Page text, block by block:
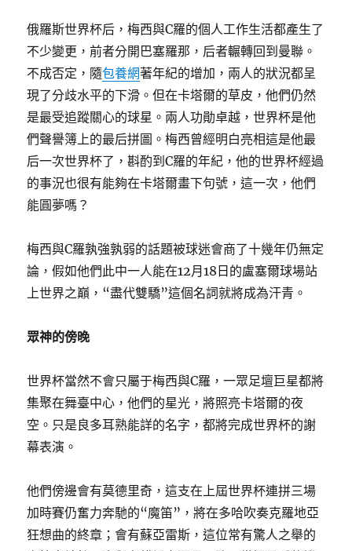
俄羅斯世界杯后，梅西與C羅的個人工作生活都產生了
不少變更，前者分開巴塞羅那，后者輾轉回到曼聯。
不成否定，隨包養網著年紀的增加，兩人的狀況都呈
現了分歧水平的下滑。但在卡塔爾的草皮，他們仍然
是最受追蹤關心的球星。兩人功勛卓越，世界杯是他
們聲譽簿上的最后拼圖。梅西曾經明白亮相這是他最
后一次世界杯了，斟酌到C羅的年紀，他的世界杯經過
的事況也很有能夠在卡塔爾畫下句號，這一次，他們
能圓夢嗎？
梅西與C羅孰強孰弱的話題被球迷會商了十幾年仍無定
論，假如他們此中一人能在12月18日的盧塞爾球場站
上世界之巔，“盡代雙驕”這個名詞就將成為汗青。
眾神的傍晚
世界杯當然不會只屬于梅西與C羅，一眾足壇巨星都將
集聚在舞臺中心，他們的星光，將照亮卡塔爾的夜
空。只是良多耳熟能詳的名字，都將完成世界杯的謝
幕表演。
他們傍邊會有莫德里奇，這支在上屆世界杯連拼三場
加時賽仍奮力奔馳的“魔笛”，將在多哈吹奏克羅地亞
狂想曲的終章；會有蘇亞雷斯，這位常有驚人之舉的